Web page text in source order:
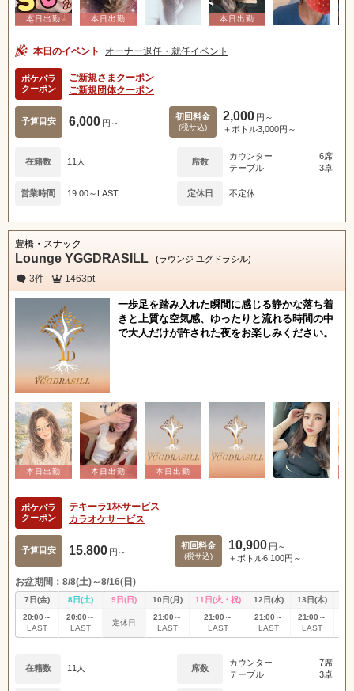
本日のイベント オーナー退任・就任イベント
ポケパラ
クーポン
ご新規さまクーポン
ご新規団体クーポン
予算目安 6,000 円～
初回料金
(税サ込)
2,000 円～
＋ボトル3,000円～
在籍数 11人 席数
カウンター
6席
テーブル
3卓
営業時間 19:00～LAST 定休日 不定休
豊橋・スナック
Lounge YGGDRASILL (ラウンジ ユグドラシル)
3件 1463pt
一歩足を踏み入れた瞬間に感じる静かな落ち着
きと上質な空気感、ゆったりと流れる時間の中
で大人だけが許された夜をお楽しみください。
ポケパラ
クーポン
テキーラ1杯サービス
カラオケサービス
予算目安 15,800 円～
初回料金
(税サ込)
10,900 円～
＋ボトル6,100円～
お盆期間：8/8(土)～8/16(日)
7日(金) 8日(土) 9日(日) 10日(月) 11日(火・祝) 12日(水) 13日(木)
20:00～
LAST
20:00～
LAST
定休日
21:00～
LAST
21:00～
LAST
21:00～
LAST
21:00～
LAST
在籍数 11人 席数
カウンター
7席
テーブル
3卓